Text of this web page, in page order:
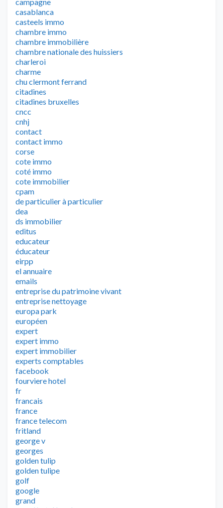
casablanca
casteels immo
chambre immo
chambre immobilière
chambre nationale des huissiers
charleroi
charme
chu clermont ferrand
citadines
citadines bruxelles
cncc
cnhj
contact
contact immo
corse
cote immo
coté immo
cote immobilier
cpam
de particulier à particulier
dea
ds immobilier
editus
educateur
éducateur
eirpp
el annuaire
emails
entreprise du patrimoine vivant
entreprise nettoyage
europa park
européen
expert
expert immo
expert immobilier
experts comptables
facebook
fourviere hotel
fr
francais
france
france telecom
fritland
george v
georges
golden tulip
golden tulipe
golf
google
grand